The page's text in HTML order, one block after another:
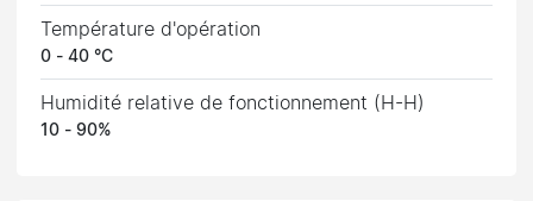
Température d'opération
0 - 40 °C
Humidité relative de fonctionnement (H-H)
10 - 90%